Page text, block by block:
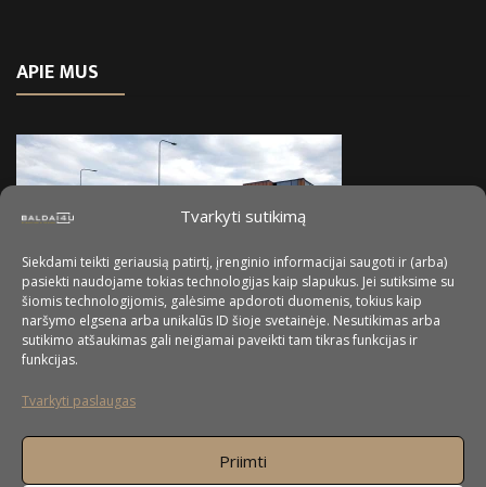
Tvarkyti sutikimą
Siekdami teikti geriausią patirtį, įrenginio informacijai saugoti ir (arba)
pasiekti naudojame tokias technologijas kaip slapukus. Jei sutiksime su
šiomis technologijomis, galėsime apdoroti duomenis, tokius kaip
naršymo elgsena arba unikalūs ID šioje svetainėje. Nesutikimas arba
sutikimo atšaukimas gali neigiamai paveikti tam tikras funkcijas ir
funkcijas.
Tvarkyti paslaugas
Priimti
APIE MUS
yra nestandartinių baldų gamyba. Nors daugiausiai
orientuojamės į nestandartinių virtuvės baldų gamybą, bet
mielai pagal Jūsų pageidavimus pagaminsime ir spintas, spintas